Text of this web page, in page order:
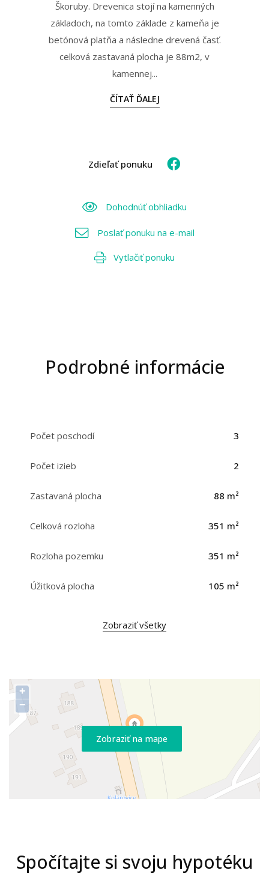
Škoruby. Drevenica stojí na kamenných
základoch, na tomto základe z kameňa je
betónová platňa a následne drevená časť.
celková zastavaná plocha je 88m2, v
kamennej...
ČÍTAŤ ĎALEJ
Zdieľať ponuku
Dohodnúť obhliadku
Poslať ponuku na e-mail
Vytlačiť ponuku
Podrobné informácie
Počet poschodí 3
Počet izieb 2
Zastavaná plocha 88 m²
Celková rozloha 351 m²
Rozloha pozemku 351 m²
Úžitková plocha 105 m²
Zobraziť všetky
Zobraziť na mape
+
−
Spočítajte si svoju hypotéku